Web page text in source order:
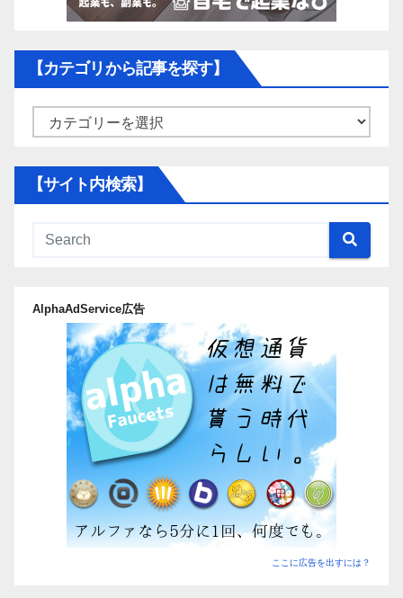
【カテゴリから記事を探す】
【カ
ゴ
事
【サイト内検索】
AlphaAdService広告
ここに広告を出すには？